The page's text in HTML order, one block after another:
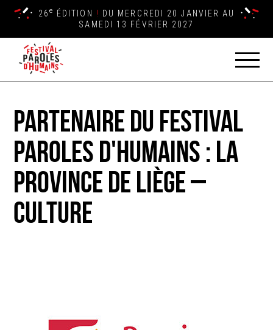
26 e ÉDITION ! DU MERCREDI 20 JANVIER AU
SAMEDI 13 FÉVRIER 2027
Partenaire du Festival
Paroles d'Humains : La
Province de Liège –
Culture